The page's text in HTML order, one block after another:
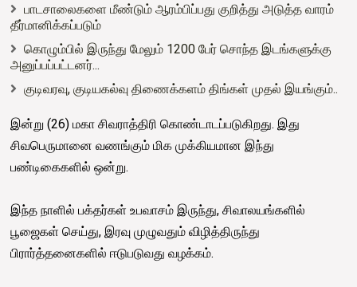
பாடசாலைகளை மீண்டும் ஆரம்பிப்பது குறித்து அடுத்த வாரம்
தீர்மானிக்கப்படும்
கொழும்பில் இருந்து மேலும் 1200 பேர் சொந்த இடங்களுக்கு
அனுப்பப்பட்டனர்...
குடிவரவு, குடியகல்வு திணைக்களம் திங்கள் முதல் இயங்கும்..
இன்று (26) மகா சிவராத்திரி கொண்டாடப்படுகிறது. இது
சிவபெருமானை வணங்கும் மிக முக்கியமான இந்து
பண்டிகைகளில் ஒன்று.
இந்த நாளில் பக்தர்கள் உபவாசம் இருந்து, சிவாலயங்களில்
பூஜைகள் செய்து, இரவு முழுவதும் விழித்திருந்து
பிரார்த்தனைகளில் ஈடுபடுவது வழக்கம்.